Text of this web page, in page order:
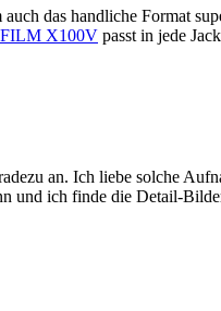
das handliche Format
X100V passt in jede
an. Ich liebe solche
und ich finde die Detail-